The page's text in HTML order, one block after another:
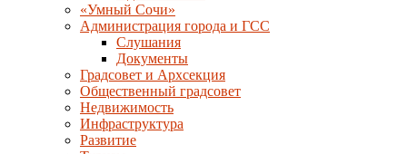
«Умный Сочи»
Администрация города и ГСС
Слушания
Документы
Градсовет и Архсекция
Общественный градсовет
Недвижимость
Инфраструктура
Развитие